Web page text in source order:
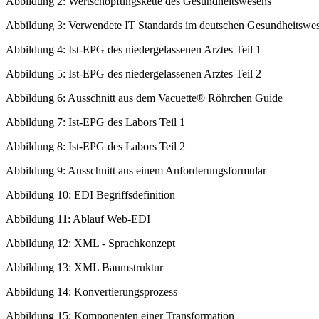
Abbildung 3: Verwendete IT Standards im deutschen
Abbildung 4: Ist-EPG des niedergelassenen Arztes Teil 1
Abbildung 5: Ist-EPG des niedergelassenen Arztes Teil 2
Abbildung 6: Ausschnitt aus dem Vacuette® Röhrchen Guide
Abbildung 7: Ist-EPG des Labors Teil 1
Abbildung 8: Ist-EPG des Labors Teil 2
Abbildung 9: Ausschnitt aus einem Anforderungsformular
Abbildung 10: EDI Begriffsdefinition
Abbildung 11: Ablauf Web-EDI
Abbildung 12: XML - Sprachkonzept
Abbildung 13: XML Baumstruktur
Abbildung 14: Konvertierungsprozess
Abbildung 15: Komponenten einer Transformation